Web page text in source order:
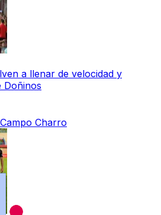
a llenar de velocidad y
Doñinos
Charro